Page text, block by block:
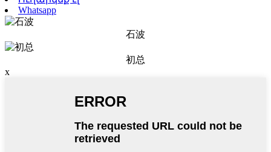
Whatsapp
石波
初总
x